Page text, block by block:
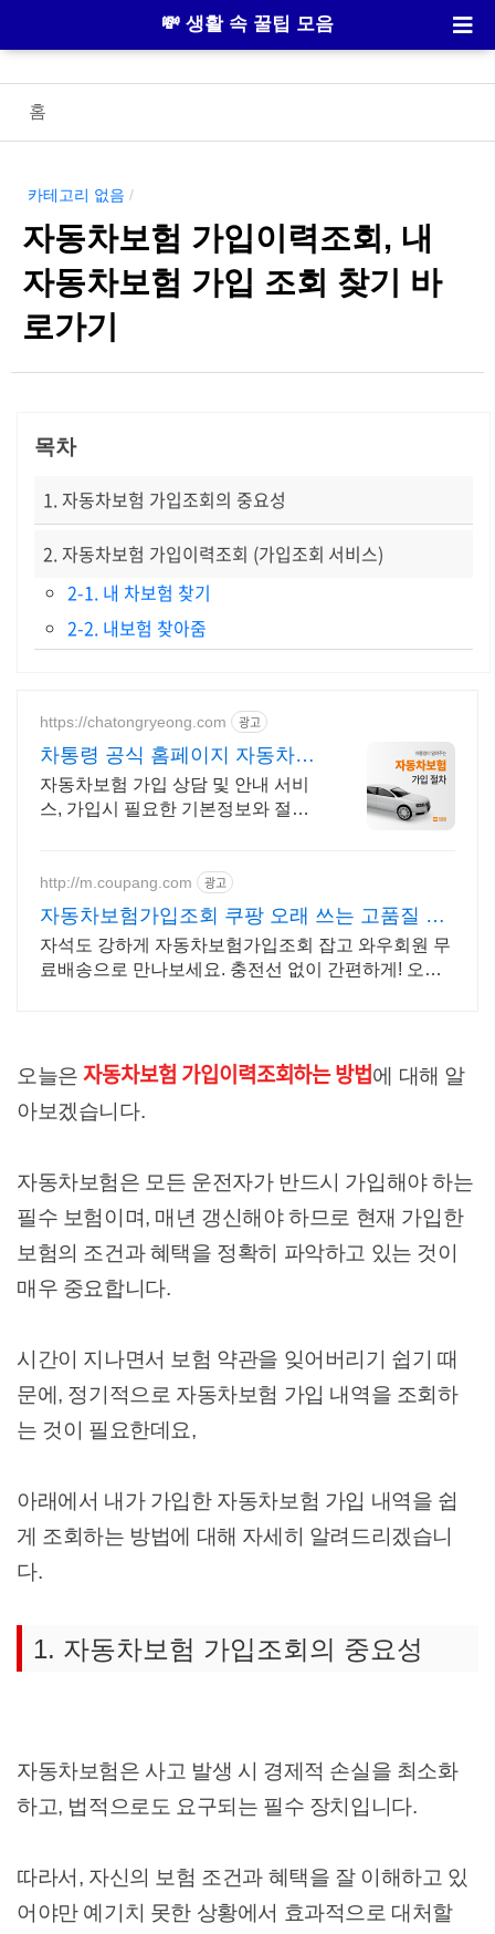
💸 생활 속 꿀팁 모음
홈
카테고리 없음 /
자동차보험 가입이력조회, 내
자동차보험 가입 조회 찾기 바
로가기
목차
1. 자동차보험 가입조회의 중요성
2. 자동차보험 가입이력조회 (가입조회 서비스)
2-1. 내 차보험 찾기
2-2. 내보험 찾아줌
https://chatongryeong.com 광고
차통령 공식 홈페이지 자동차보
험 가입, 보험료견적
자동차보험 가입 상담 및 안내 서비
스, 가입시 필요한 기본정보와 절차
http://m.coupang.com 광고
자동차보험가입조회 쿠팡 오래 쓰는 고품질 거
치대
자석도 강하게 자동차보험가입조회 잡고 와우회원 무
료배송으로 만나보세요. 충전선 없이 간편하게! 오늘
오늘은 자동차보험 가입이력조회하는 방법에 대해 알
아보겠습니다.
자동차보험은 모든 운전자가 반드시 가입해야 하는
필수 보험이며, 매년 갱신해야 하므로 현재 가입한
보험의 조건과 혜택을 정확히 파악하고 있는 것이
매우 중요합니다.
시간이 지나면서 보험 약관을 잊어버리기 쉽기 때
문에, 정기적으로 자동차보험 가입 내역을 조회하
는 것이 필요한데요,
아래에서 내가 가입한 자동차보험 가입 내역을 쉽
게 조회하는 방법에 대해 자세히 알려드리겠습니
다.
1. 자동차보험 가입조회의 중요성
자동차보험은 사고 발생 시 경제적 손실을 최소화
하고, 법적으로도 요구되는 필수 장치입니다.
따라서, 자신의 보험 조건과 혜택을 잘 이해하고 있
어야만 예기치 못한 상황에서 효과적으로 대처할